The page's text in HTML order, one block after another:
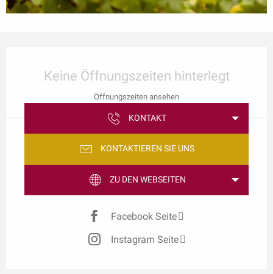
Keine Öffnungszeiten hinterlegt
Öffnungszeiten ansehen
KONTAKT
KONTAKTIEREN SIE UNS
ZU DEN WEBSEITEN
Facebook Seite
Instagram Seite